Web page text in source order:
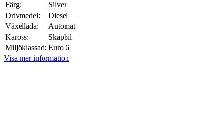
Färg:
Silver
Drivmedel:
Diesel
Växellåda:
Automat
Kaross:
Skåpbil
Miljöklassad: Euro 6
Visa mer information